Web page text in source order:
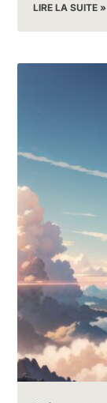
LIRE LA SUITE »